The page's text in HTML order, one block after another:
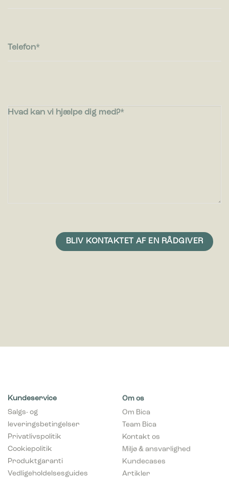
Telefon
Hvad kan vi hjælpe dig med?
Kundeservice
Salgs- og
leveringsbetingelser
Privatlivspolitik
Cookiepolitik
Produktgaranti
Vedligeholdelsesguides
Om os
Om Bica
Team Bica
Kontakt os
Miljø & ansvarlighed
Kundecases
Artikler